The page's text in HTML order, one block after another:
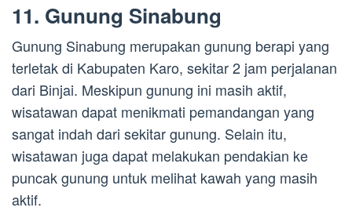
11. Gunung Sinabung
Gunung Sinabung merupakan gunung berapi yang
terletak di Kabupaten Karo, sekitar 2 jam perjalanan
dari Binjai. Meskipun gunung ini masih aktif,
wisatawan dapat menikmati pemandangan yang
sangat indah dari sekitar gunung. Selain itu,
wisatawan juga dapat melakukan pendakian ke
puncak gunung untuk melihat kawah yang masih
aktif.